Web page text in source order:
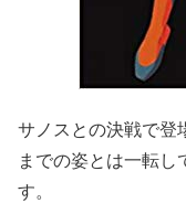
サノスとの決戦で登
までの姿とは一転し
す。